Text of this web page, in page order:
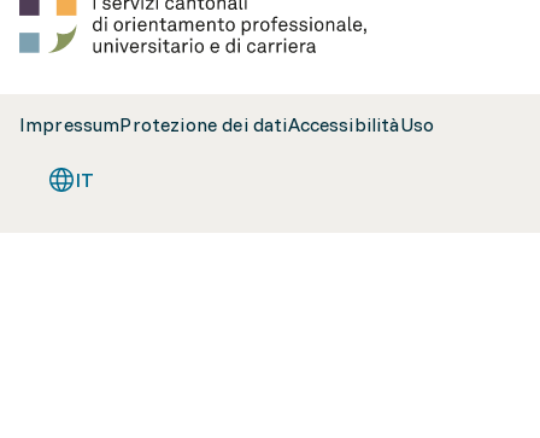
ImpressumProtezione dei datiAccessibilitàUso
IT